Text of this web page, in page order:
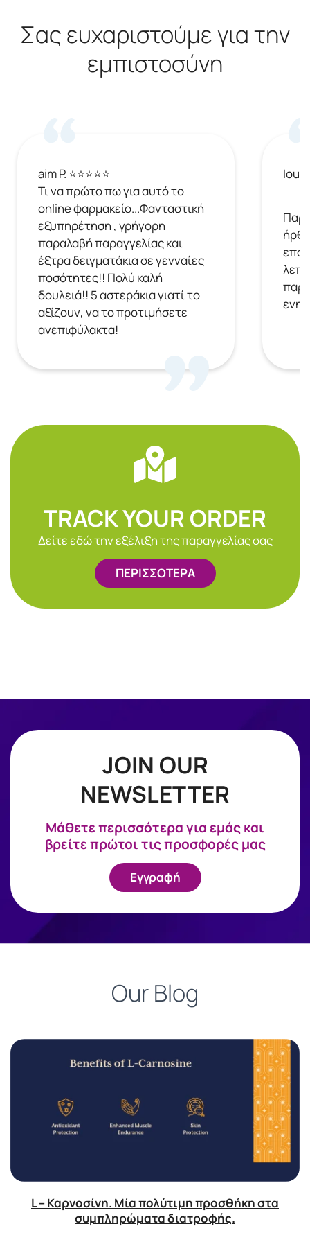
Σας ευχαριστούμε για την
εμπιστοσύνη
aim P. ⭐⭐⭐⭐⭐
Τι να πρώτο πω για αυτό το
online φαρμακείο...Φανταστική
εξυπηρέτηση , γρήγορη
παραλαβή παραγγελίας και
έξτρα δειγματάκια σε γενναίες
ποσότητες!! Πολύ καλή
δουλειά!! 5 αστεράκια γιατί το
αξίζουν, να το προτιμήσετε
ανεπιφύλακτα!
Ioulia
TRACK YOUR ORDER
Δείτε εδώ την εξέλιξη της παραγγελίας σας
ΠΕΡΙΣΣΟΤΕΡΑ
JOIN OUR
NEWSLETTER
Mάθετε περισσότερα για εμάς και
βρείτε πρώτοι τις προσφορές μας
Εγγραφή
Our Blog
L – Καρνοσίνη. Μία πολύτιμη προσθήκη στα
συμπληρώματα διατροφής.